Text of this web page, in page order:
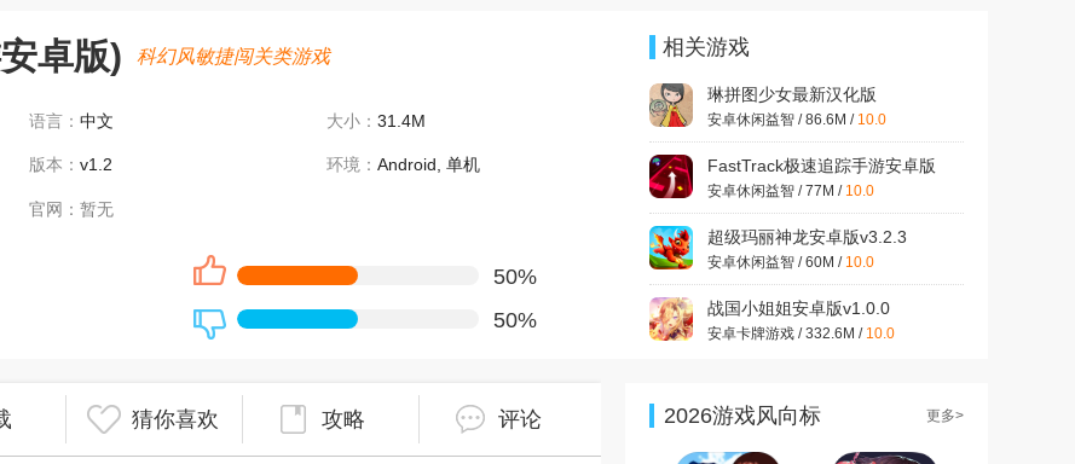
卓版) 科幻风敏捷闯关类游戏
语言： 中文 大小： 31.4M
版本： v1.2 环境： Android, 单机
官网： 暂无
50%
50%
相关游戏
琳拼图少女最新汉化版
安卓休闲益智 / 86.6M / 10.0
FastTrack极速追踪手游安卓版
v1.0.9
安卓休闲益智 / 77M / 10.0
超级玛丽神龙安卓版v3.2.3
安卓休闲益智 / 60M / 10.0
战国小姐姐安卓版v1.0.0
安卓卡牌游戏 / 332.6M / 10.0
安卓休闲益智 / 322.2M /
大话西游手游官方版v1.1.433
猜你喜欢 攻略 评论 2026游戏风向标 更多>